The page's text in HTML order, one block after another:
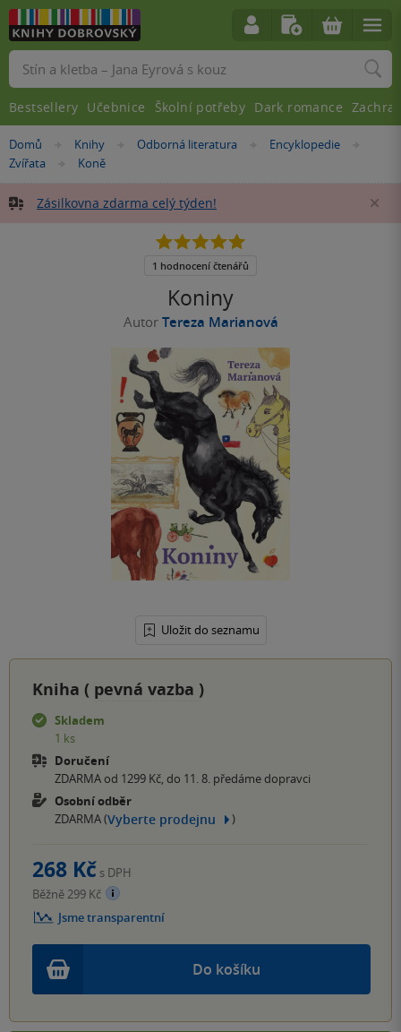
Nacházíte
se
Domů »
Knihy »
Odborná literatura »
Encyklopedie
Zvířata »
Koně
Zásilkovna zdarma celý týden!
Koniny
Autor Tereza Marianová
Uložit do seznamu
5.0
5
1 hodnocení čtenářů
Kniha ( pevná vazba )
Skladem
1 ks
Doručení
ZDARMA od 1299 Kč, do 11. 8. předáme dopravci
Osobní odběr
ZDARMA (Vyberte prodejnu )
Do košíku
268 Kč s DPH
Běžně 299 Kč
Jsme transparentní
Vyhledávání
Bestsellery Učebnice Školní potřeby Dark romance